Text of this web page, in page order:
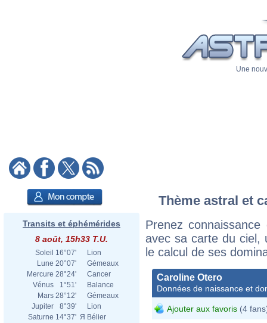
Une
Transits et éphémérides
8 août, 15h33 T.U.
Soleil 16°07'
Lion
Lune 20°07'
Gémeaux
Mercure 28°24'
Cancer
Vénus
1°51'
Balance
Mars 28°12'
Gémeaux
Jupiter
8°39'
Lion
Saturne 14°37' Я Bélier
Thème astral et
Prenez
avec sa carte du ciel,
le calcul de ses
Caroline Otero
Données de naissance et
Ajouter aux favoris (4